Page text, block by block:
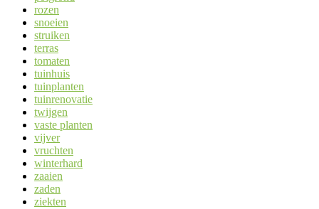
rozen
snoeien
struiken
terras
tomaten
tuinhuis
tuinplanten
tuinrenovatie
twijgen
vaste planten
vijver
vruchten
winterhard
zaaien
zaden
ziekten